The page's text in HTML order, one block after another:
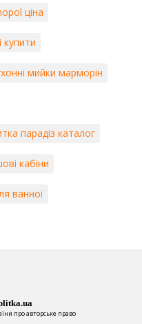
ціна
мийки марморін
парадіз каталог
кабіни
ванної
про авторське право